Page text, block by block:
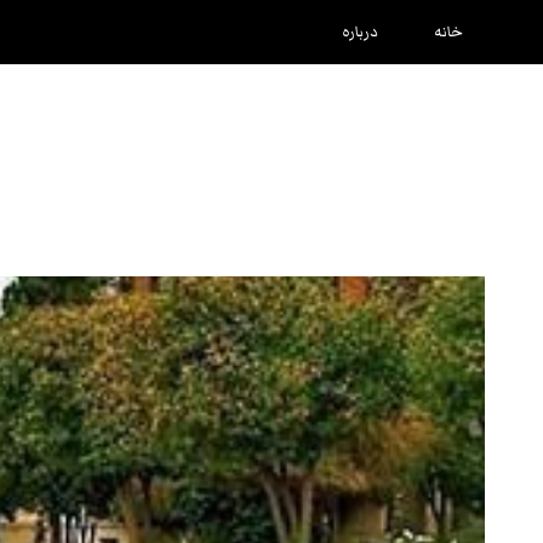
خانه درباره